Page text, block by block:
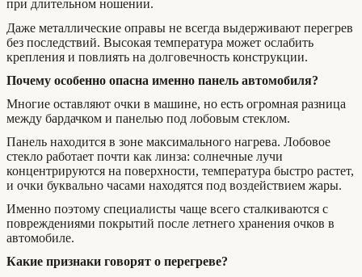
при длительном ношении.
Даже металлические оправы не всегда выдерживают перегрев
без последствий. Высокая температура может ослабить
крепления и повлиять на долговечность конструкции.
Почему особенно опасна именно панель автомобиля?
Многие оставляют очки в машине, но есть огромная разница
между бардачком и панелью под лобовым стеклом.
Панель находится в зоне максимального нагрева. Лобовое
стекло работает почти как линза: солнечные лучи
концентрируются на поверхности, температура быстро растет,
и очки буквально часами находятся под воздействием жары.
Именно поэтому специалисты чаще всего сталкиваются с
повреждениями покрытий после летнего хранения очков в
автомобиле.
Какие признаки говорят о перегреве?